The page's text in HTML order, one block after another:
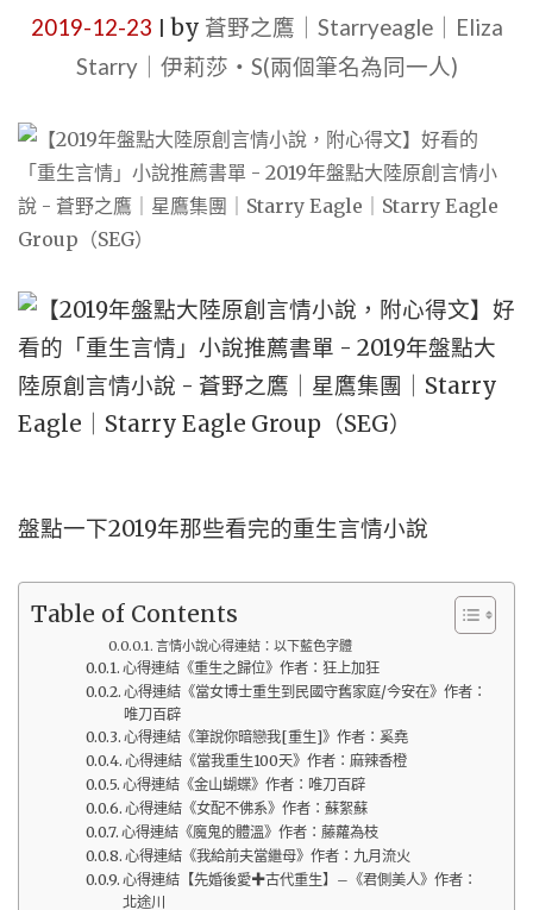
2019-12-23 by 蒼野之鷹｜Starryeagle｜Eliza
Starry｜伊莉莎・S(兩個筆名為同一人)
盤點一下2019年那些看完的重生言情小說
Table of Contents
言情小說心得連結：以下藍色字體
心得連結《重生之歸位》作者：狂上加狂
心得連結《當女博士重生到民國守舊家庭/今安在》作者：
唯刀百辟
心得連結《筆說你暗戀我[重生]》作者：奚堯
心得連結《當我重生100天》作者：麻辣香橙
心得連結《金山蝴蝶》作者：唯刀百辟
心得連結《女配不佛系》作者：蘇絮蘇
心得連結《魔鬼的體溫》作者：藤蘿為枝
心得連結《我給前夫當繼母》作者：九月流火
心得連結【先婚後愛✚古代重生】–《君側美人》作者：
北途川